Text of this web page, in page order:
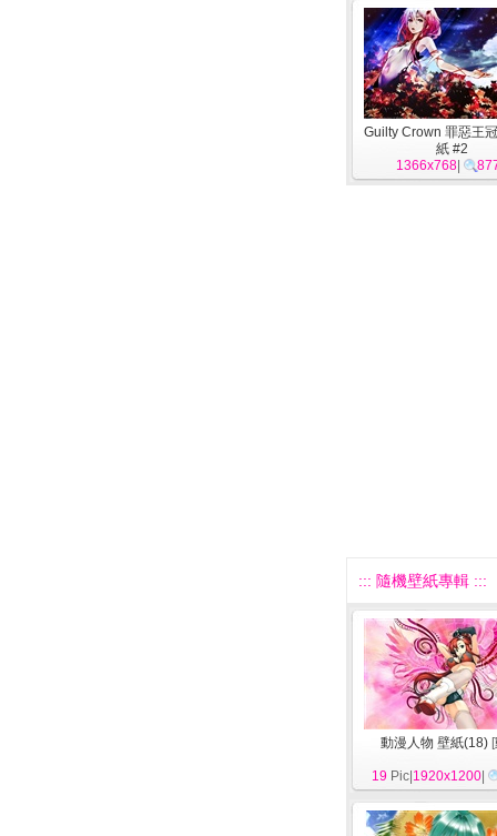
Guilty Crown 罪惡王
紙 #2
1366x768
::: 隨機壁紙專輯 :::
動漫人物 壁紙(18) [
19 Pic| 1920x1200